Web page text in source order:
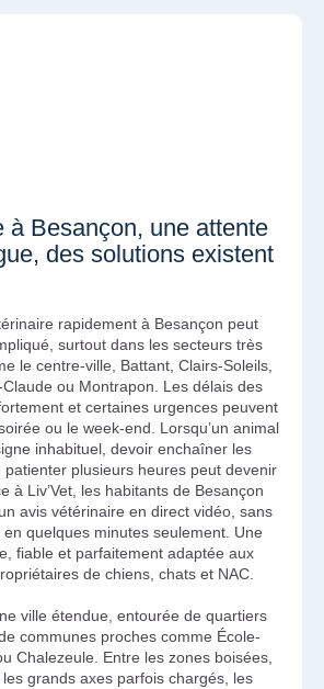
à Besançon, une attente
des solutions existent
rapidement à Besançon peut
surtout dans les secteurs très
le centre-ville, Battant, Clairs-Soleils,
ou Montrapon. Les délais des
et certaines urgences peuvent
ou le week-end. Lorsqu’un animal
inhabituel, devoir enchaîner les
plusieurs heures peut devenir
à Liv’Vet, les habitants de Besançon
avis vétérinaire en direct vidéo, sans
quelques minutes seulement. Une
fiable et parfaitement adaptée aux
de chiens, chats et NAC.
ville étendue, entourée de quartiers
communes proches comme École-
Chalezeule. Entre les zones boisées,
grands axes parfois chargés, les